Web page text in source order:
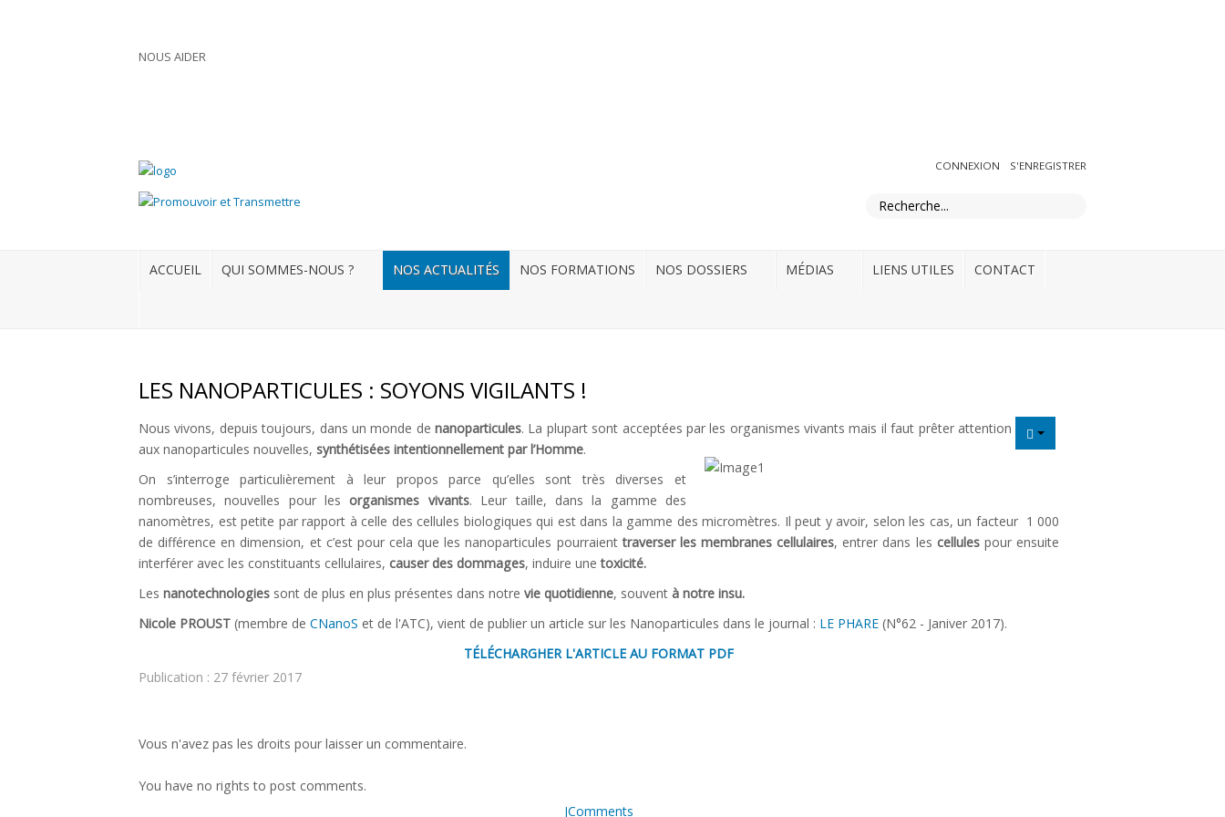
NOUS AIDER
CONNEXION S'ENREGISTRER
ACCUEIL QUI SOMMES-NOUS ? NOS ACTUALITÉS NOS FORMATIONS NOS DOSSIERS MÉDIAS LIENS UTILES CONTACT
LES NANOPARTICULES : SOYONS VIGILANTS !
Nous vivons, depuis toujours, dans un monde denanoparticules. La plupart sont acceptées par les organismes vivants mais il faut prêter attention
aux nanoparticules nouvelles, synthétisées intentionnellement par l’Homme.
On s’interroge particulièrement à leur propos parce qu’elles sont très diverses et
nombreuses, nouvelles pour lesorganismes vivants. Leur taille, dans la gamme des
nanomètres, est petite par rapport à celle des cellules biologiques qui est dans la gamme des micromètres. Il peut y avoir, selon les cas, un facteur 1 000
de différence en dimension, et c’est pour cela que les nanoparticules pourraienttraverser les membranes cellulaires, entrer dans les cellulespour ensuite
interférer avec les constituants cellulaires, causer des dommages, induire une toxicité.
Les nanotechnologies sont de plus en plus présentes dans notre vie quotidienne, souvent à notre insu.
Nicole PROUST (membre de CNanoS et de l'ATC), vient de publier un article sur les Nanoparticules dans le journal : LE PHARE (N°62 - Janiver 2017).
TÉLÉCHARGHER L'ARTICLE AU FORMAT PDF
Publication : 27 février 2017
Vous n'avez pas les droits pour laisser un commentaire.
You have no rights to post comments.
JComments